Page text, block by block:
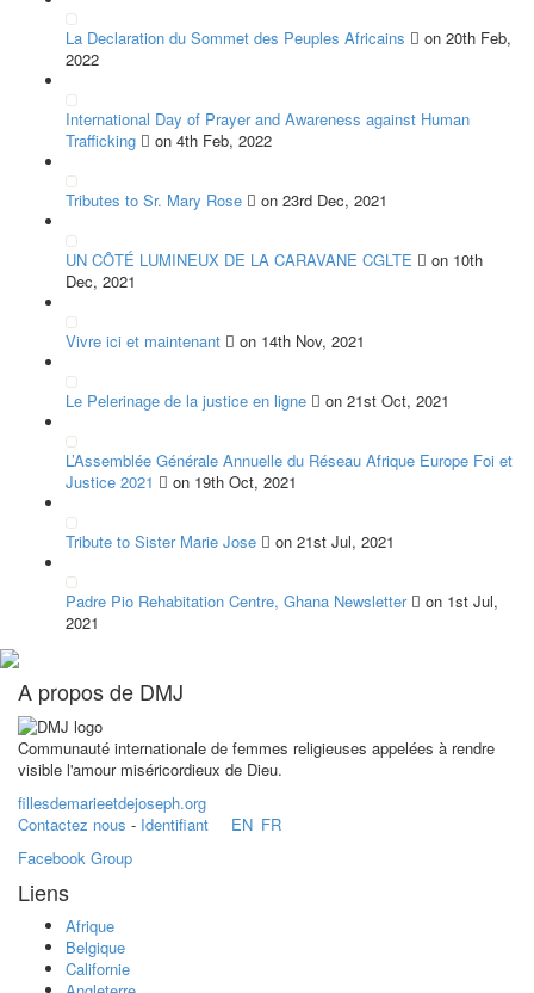
La Declaration du Sommet des Peuples Africains
on 20th Feb,
2022
International Day of Prayer and Awareness against Human
Trafficking
on 4th Feb, 2022
Tributes to Sr. Mary Rose on 23rd Dec, 2021
UN CÔTÉ LUMINEUX DE LA CARAVANE CGLTE
on 10th
Dec, 2021
Vivre ici et maintenant on 14th Nov, 2021
Le Pelerinage de la justice en ligne on 21st Oct, 2021
L’Assemblée Générale Annuelle du Réseau Afrique Europe Foi et
Justice 2021
on 19th Oct, 2021
Tribute to Sister Marie Jose on 21st Jul, 2021
Padre Pio Rehabitation Centre, Ghana Newsletter
on 1st Jul,
2021
A propos de DMJ
Communauté internationale de femmes religieuses appelées à rendre
visible l'amour miséricordieux de Dieu.
fillesdemarieetdejoseph.org
Contactez nous - Identifiant EN FR
Facebook Group
Liens
Afrique
Belgique
Californie